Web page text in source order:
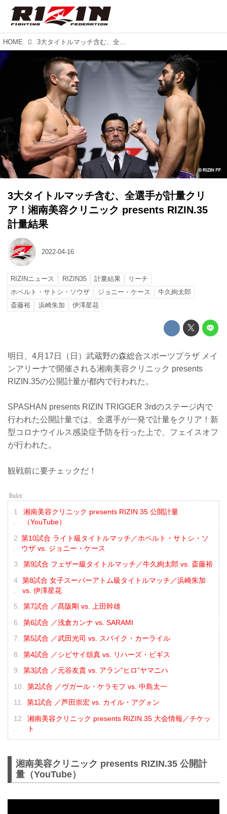
HOME 3大タイトルマッチ含む、全選手が計量クリア！湘南美容クリニック presents RIZIN.35 計量結果
3大タイトルマッチ含む、全選手が計量クリ
ア！湘南美容クリニック presents RIZIN.35
計量結果
2022-04-16
RIZINニュース RIZIN35 計量結果
リーチ
ホベルト・サトシ・ソウザ
ジョニー・ケース
牛久絢太郎
斎藤裕
浜崎朱加 伊澤星花
明日、4月17日（日）武蔵野の森総合スポーツプラザ メイ
ンアリーナで開催される湘南美容クリニック presents
RIZIN.35の公開計量が都内で行われた。
SPASHAN presents RIZIN TRIGGER 3rdのステージ内で
行われた公開計量では、全選手が一発で計量をクリア！新
型コロナウイルス感染症予防を行った上で、フェイスオフ
が行われた。
観戦前に要チェックだ！
湘南美容クリニック presents RIZIN.35 公開計量
（YouTube）
第10試合 ライト級タイトルマッチ／ホベルト・サトシ・ソ
ウザ vs. ジョニー・ケース
第9試合 フェザー級タイトルマッチ／牛久絢太郎 vs. 斎藤裕
第8試合 女子スーパーアトム級タイトルマッチ／浜崎朱加
vs. 伊澤星花
第7試合 ／髙阪剛 vs. 上田幹雄
第6試合 ／浅倉カンナ vs. SARAMI
第5試合 ／武田光司 vs. スパイク・カーライル
第4試合 ／シビサイ頌真 vs. リハーズ・ビギス
第3試合 ／元谷友貴 vs. アラン“ヒロ”ヤマニハ
第2試合 ／ヴガール・ケラモフ vs. 中島太一
第1試合 ／芦田崇宏 vs. カイル・アグォン
湘南美容クリニック presents RIZIN.35 大会情報／チケッ
ト
湘南美容クリニック presents RIZIN.35 公開計
量（YouTube）